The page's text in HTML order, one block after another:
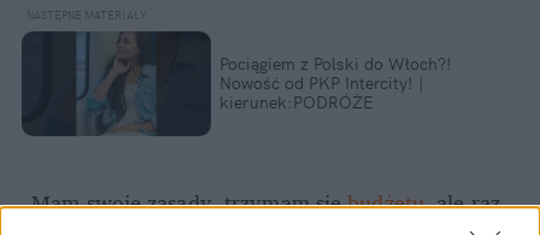
Pociągiem z Polski do Włoch?!
Nowość od PKP Intercity! |
kierunek:PODRÓŻE
– Mam swoje zasady, trzymam się budżetu, ale raz